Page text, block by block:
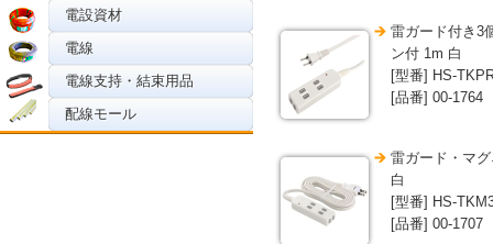
電設資材
電線
電線支持・結束用品
配線モール
雷ガード付き3
ン付 1m 白
[型番] HS-
[品番] 00-1764
雷ガード・マ
白
[型番] HS-
[品番] 00-1707